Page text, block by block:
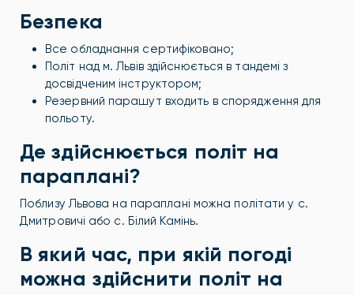
Безпека
Все обладнання сертифіковано;
Політ над м. Львів здійснюється в тандемі з
досвідченим інструктором;
Резервний парашут входить в спорядження для
польоту.
Де здійснюється політ на
параплані?
Поблизу Львова на параплані можна політати у с.
Дмитровичі або с. Білий Камінь.
В який час, при якій погоді
можна здійснити політ на